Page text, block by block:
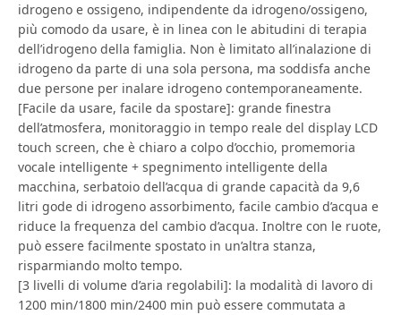
idrogeno e ossigeno, indipendente da idrogeno/ossigeno,
più comodo da usare, è in linea con le abitudini di terapia
dell’idrogeno della famiglia. Non è limitato all’inalazione di
idrogeno da parte di una sola persona, ma soddisfa anche
due persone per inalare idrogeno contemporaneamente.
[Facile da usare, facile da spostare]: grande finestra
dell’atmosfera, monitoraggio in tempo reale del display LCD
touch screen, che è chiaro a colpo d’occhio, promemoria
vocale intelligente + spegnimento intelligente della
macchina, serbatoio dell’acqua di grande capacità da 9,6
litri gode di idrogeno assorbimento, facile cambio d’acqua e
riduce la frequenza del cambio d’acqua. Inoltre con le ruote,
può essere facilmente spostato in un’altra stanza,
risparmiando molto tempo.
[3 livelli di volume d’aria regolabili]: la modalità di lavoro di
1200 min/1800 min/2400 min può essere commutata a